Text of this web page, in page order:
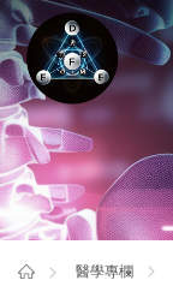
醫學專欄